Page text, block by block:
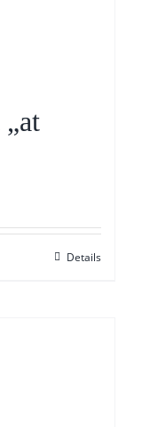
Details